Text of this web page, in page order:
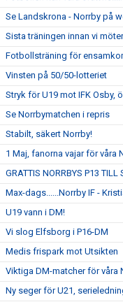
Se Landskrona - Norrby på
Sista träningen innan vi
Fotbollsträning för
Vinsten på 50/50-lotteriet
Stryk för U19 mot IFK Osby,
Se Norrbymatchen i repris
Stabilt, säkert Norrby!
1 Maj, fanorna vajar för våra
GRATTIS NORRBYS P13 TILL
Max-dags......Norrby IF -
U19 vann i DM!
Vi slog Elfsborg i P16-DM
Medis frispark mot Utsikten
Viktiga DM-matcher för våra
Ny seger för U21,